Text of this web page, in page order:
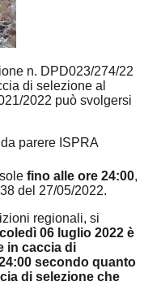
n. DPD023/274/22
di selezione al
2022 può svolgersi
parere ISPRA
fino alle ore 24:00,
del 27/05/2022.
regionali, si
06 luglio 2022 è
in caccia di
secondo quanto
di selezione che